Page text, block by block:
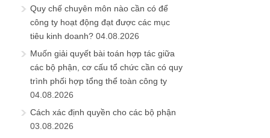
Quy chế chuyên môn nào cần có để
công ty hoạt động đạt được các mục
tiêu kinh doanh? 04.08.2026
Muốn giải quyết bài toán hợp tác giữa
các bộ phận, cơ cấu tổ chức cần có quy
trình phối hợp tổng thể toàn công ty
04.08.2026
Cách xác định quyền cho các bộ phận
03.08.2026